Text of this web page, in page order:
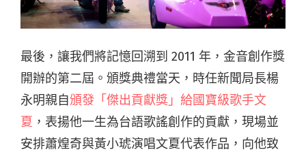
最後，讓我們將記憶回溯到 2011 年，金音創作獎
開辦的第二屆。頒獎典禮當天，時任新聞局長楊
永明親自頒發「傑出貢獻獎」給國寶級歌手文
夏 ，表揚他一生為台語歌謠創作的貢獻，現場並
安排蕭煌奇與黃小琥演唱文夏代表作品，向他致